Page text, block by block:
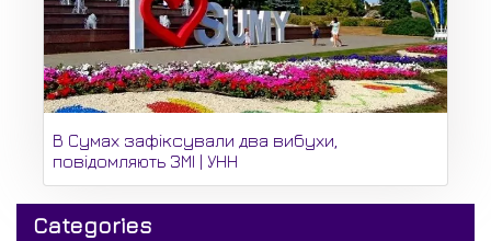
В Сумах зафіксували два вибухи,
повідомляють ЗМІ | УНН
Categories